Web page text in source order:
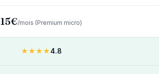
15€/mois (Premium micro)
★★★★4.8